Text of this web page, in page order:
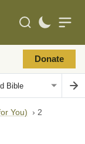
Donate
You) › 2